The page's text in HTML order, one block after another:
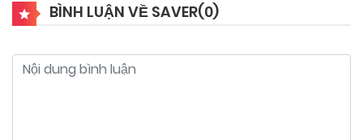
BÌNH LUẬN VỀ SAVER(0)